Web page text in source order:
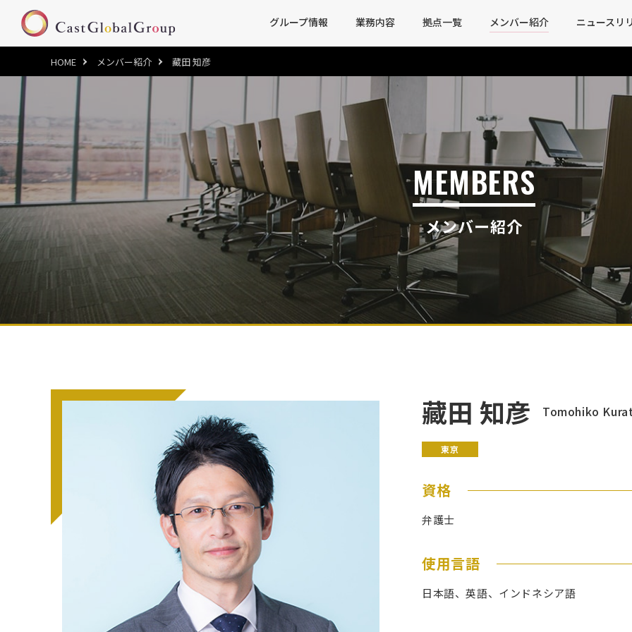
グループ情報 業務内容 拠点一覧 メンバー紹介 ニュースリ
HOME メンバー紹介 藏田 知彦
MEMBERS
メンバー紹介
藏田 知彦 Tomohiko
東京
資格
弁護士
使用言語
日本語、英語、インドネシア語